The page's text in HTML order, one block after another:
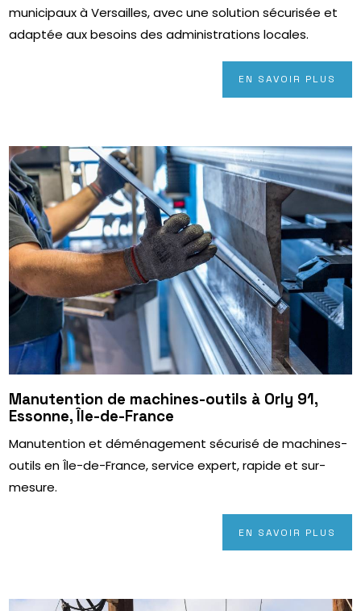
municipaux à Versailles, avec une solution sécurisée et
adaptée aux besoins des administrations locales.
EN SAVOIR PLUS
Manutention de machines-outils à Orly 91,
Essonne, Île-de-France
Manutention et déménagement sécurisé de machines-
outils en Île-de-France, service expert, rapide et sur-
mesure.
EN SAVOIR PLUS